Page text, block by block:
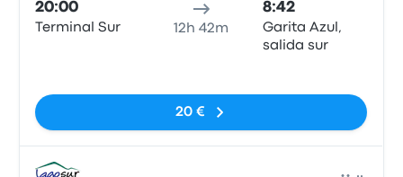
20:00
Terminal Sur 12h 42m
8:42
Garita Azul,
salida sur
20 €